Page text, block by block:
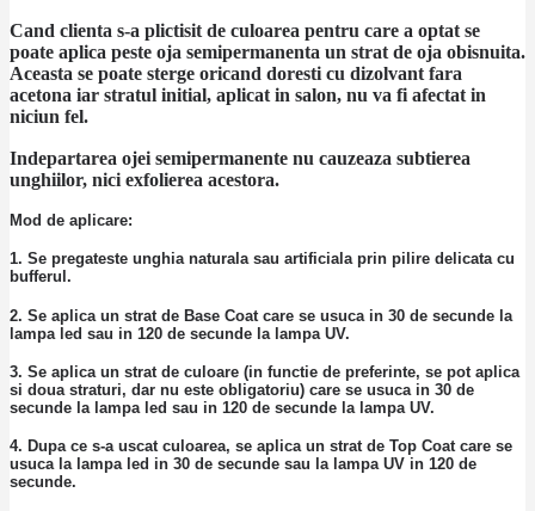
Cand clienta s-a plictisit de culoarea pentru care a optat se
poate aplica peste oja semipermanenta un strat de oja obisnuita.
Aceasta se poate sterge oricand doresti cu dizolvant fara
acetona iar stratul initial, aplicat in salon, nu va fi afectat in
niciun fel.
Indepartarea ojei semipermanente nu cauzeaza subtierea
unghiilor, nici exfolierea acestora.
Mod de aplicare:
1. Se pregateste unghia naturala sau artificiala prin pilire delicata cu
bufferul.
2. Se aplica un strat de Base Coat care se usuca in 30 de secunde la
lampa led sau in 120 de secunde la lampa UV.
3. Se aplica un strat de culoare (in functie de preferinte, se pot aplica
si doua straturi, dar nu este obligatoriu) care se usuca in 30 de
secunde la lampa led sau in 120 de secunde la lampa UV.
4. Dupa ce s-a uscat culoarea, se aplica un strat de Top Coat care se
usuca la lampa led in 30 de secunde sau la lampa UV in 120 de
secunde.